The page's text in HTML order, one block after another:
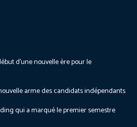
d’une nouvelle ère pour le
arme des candidats indépendants
qui a marqué le premier semestre